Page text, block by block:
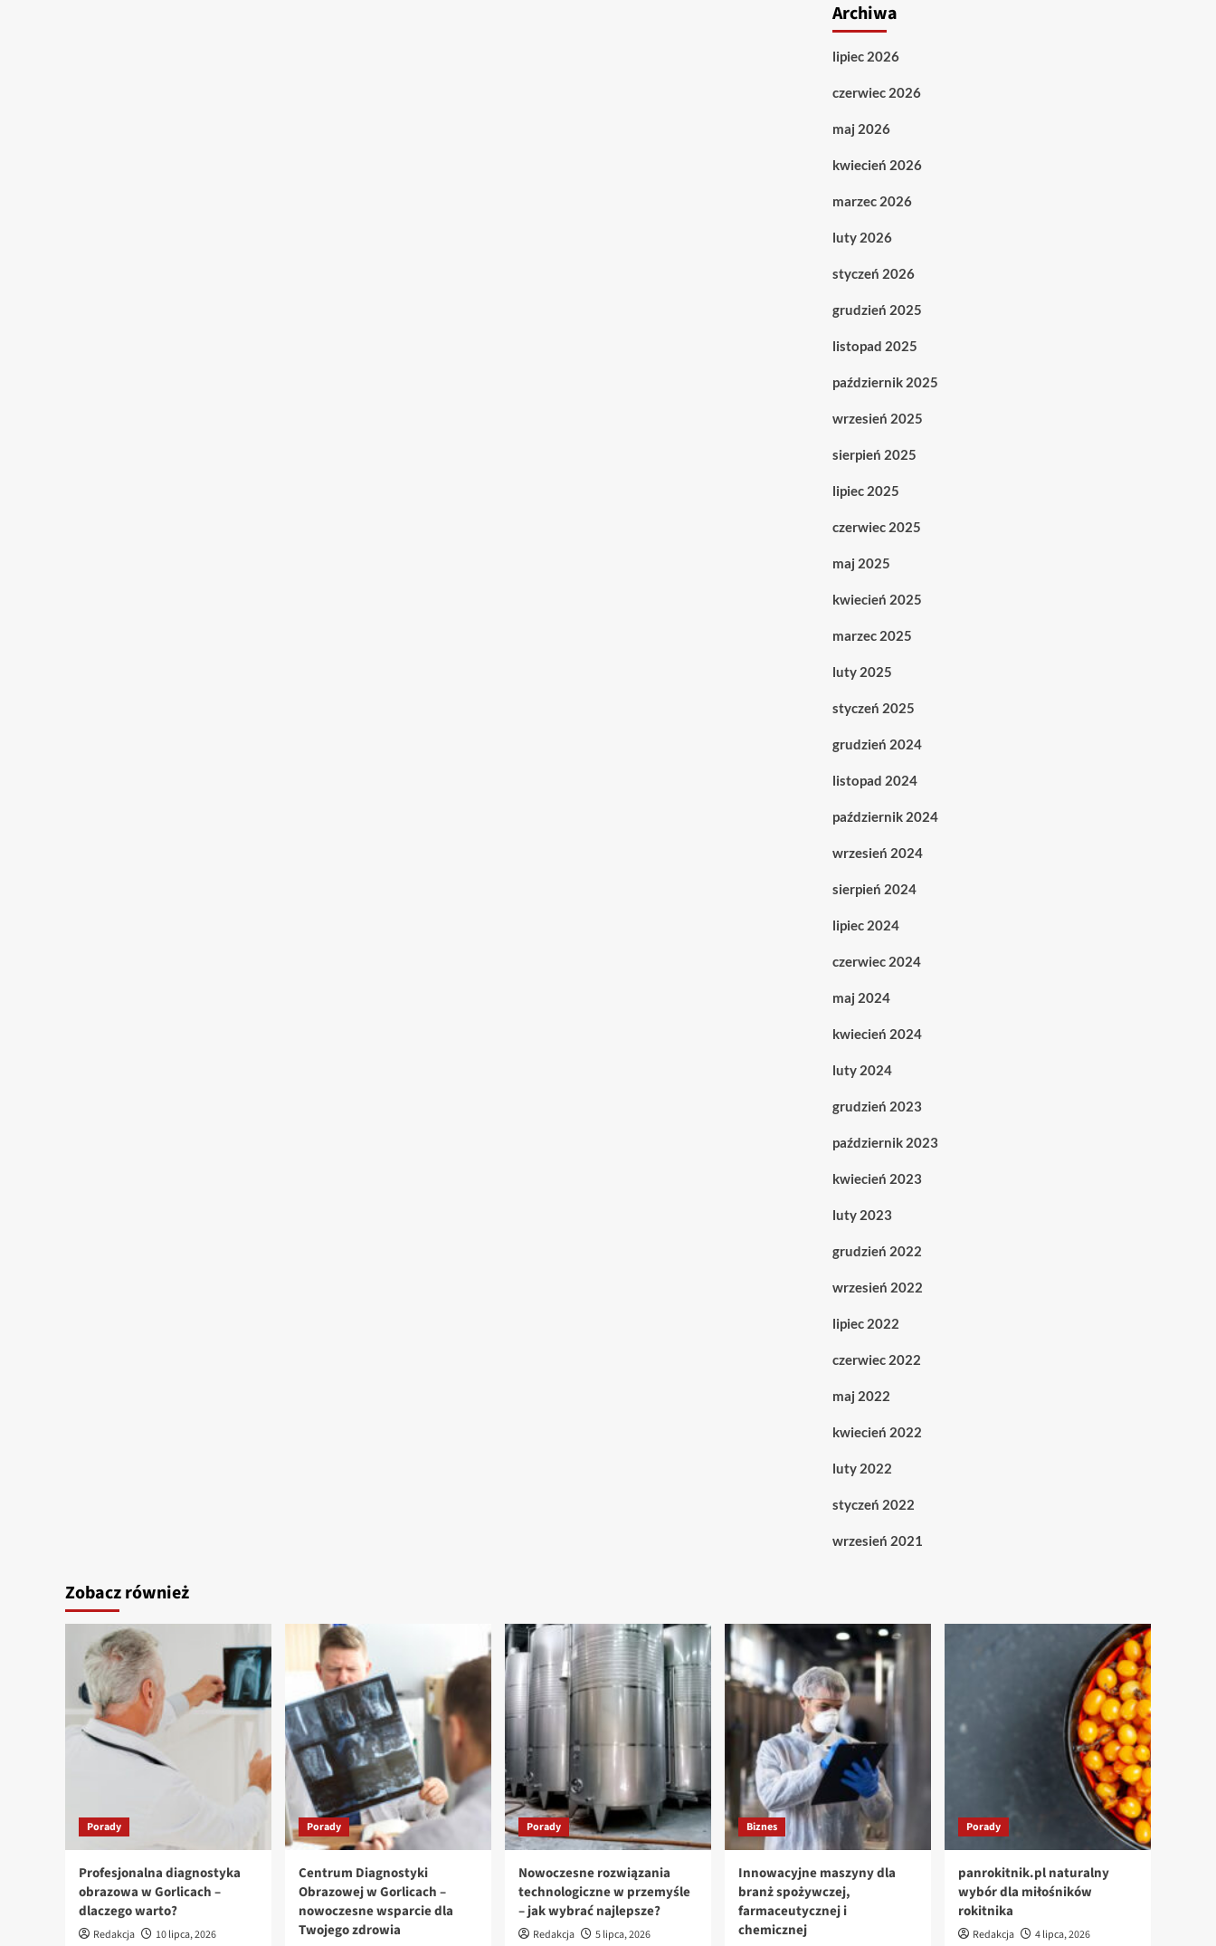
Archiwa
lipiec 2026
czerwiec 2026
maj 2026
kwiecień 2026
marzec 2026
luty 2026
styczeń 2026
grudzień 2025
listopad 2025
październik 2025
wrzesień 2025
sierpień 2025
lipiec 2025
czerwiec 2025
maj 2025
kwiecień 2025
marzec 2025
luty 2025
styczeń 2025
grudzień 2024
listopad 2024
październik 2024
wrzesień 2024
sierpień 2024
lipiec 2024
czerwiec 2024
maj 2024
kwiecień 2024
luty 2024
grudzień 2023
październik 2023
kwiecień 2023
luty 2023
grudzień 2022
wrzesień 2022
lipiec 2022
czerwiec 2022
maj 2022
kwiecień 2022
luty 2022
styczeń 2022
wrzesień 2021
Zobacz również
Porady
Profesjonalna diagnostyka
obrazowa w Gorlicach –
dlaczego warto?
Redakcja 10 lipca, 2026
Porady
Centrum Diagnostyki
Obrazowej w Gorlicach –
nowoczesne wsparcie dla
Twojego zdrowia
Porady
Nowoczesne rozwiązania
technologiczne w przemyśle
– jak wybrać najlepsze?
Redakcja 5 lipca, 2026
Biznes
Innowacyjne maszyny dla
branż spożywczej,
farmaceutycznej i
chemicznej
Porady
panrokitnik.pl naturalny
wybór dla miłośników
rokitnika
Redakcja 4 lipca, 2026